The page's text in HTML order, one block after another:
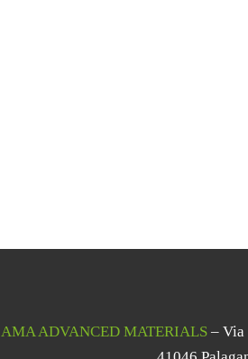
AMA ADVANCED MATERIALS – Via